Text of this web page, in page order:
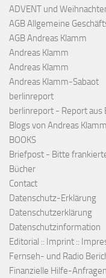
ADVENT und
AGB Allgemeine
AGB Andreas Klamm
Andreas Klamm
Andreas Klamm
Andreas Klamm-Sabaot
berlinreport
berlinreport - Report aus
Blogs von Andreas
BOOKS
Briefpost - Bitte
Bücher
Contact
Datenschutz-Erklärung
Datenschutzerklärung
Datenschutzinformation
Editorial :: Imprint ::
Fernseh- und Radio
Finanzielle Hilfe-Anfragen